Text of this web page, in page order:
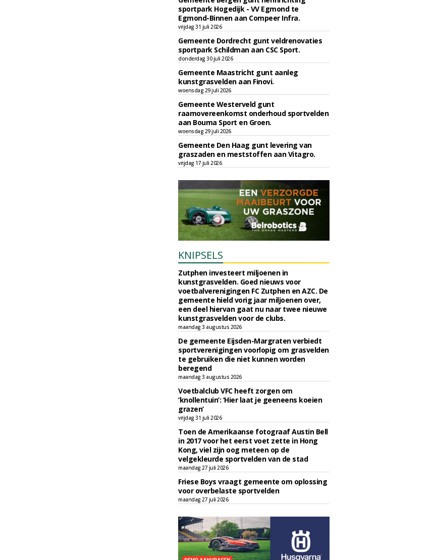
sportpark Hogedijk - VV Egmond te
Egmond-Binnen aan Compeer Infra.
vrijdag 31 juli 2026
Gemeente Dordrecht gunt veldrenovaties
sportpark Schildman aan CSC Sport.
donderdag 30 juli 2026
Gemeente Maastricht gunt aanleg
kunstgrasvelden aan Finovi.
woensdag 29 juli 2026
Gemeente Westerveld gunt
raamovereenkomst onderhoud sportvelden
aan Bouma Sport en Groen.
woensdag 29 juli 2026
Gemeente Den Haag gunt levering van
graszaden en meststoffen aan Vitagro.
vrijdag 17 juli 2026
KNIPSELS
Zutphen investeert miljoenen in
kunstgrasvelden. Goed nieuws voor
voetbalverenigingen FC Zutphen en AZC. De
gemeente hield vorig jaar miljoenen over,
een deel hiervan gaat nu naar twee nieuwe
kunstgrasvelden voor de clubs.
maandag 3 augustus 2026
De gemeente Eijsden-Margraten verbiedt
sportverenigingen voorlopig om grasvelden
te gebruiken die niet kunnen worden
beregend
maandag 3 augustus 2026
Voetbalclub VFC heeft zorgen om
‘knollentuin’: ‘Hier laat je geeneens koeien
grazen’
vrijdag 31 juli 2026
Toen de Amerikaanse fotograaf Austin Bell
in 2017 voor het eerst voet zette in Hong
Kong, viel zijn oog meteen op de
velgekleurde sportvelden van de stad
maandag 27 juli 2026
Friese Boys vraagt gemeente om oplossing
voor overbelaste sportvelden
maandag 27 juli 2026